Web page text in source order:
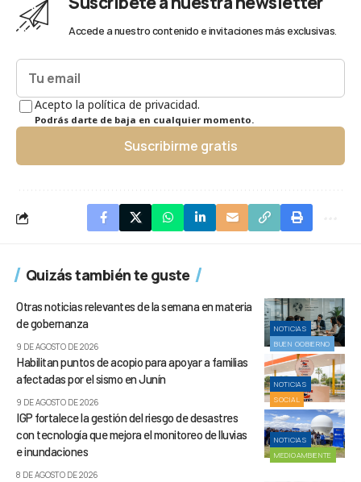
Accede a nuestro contenido e invitaciones más exclusivas.
Acepto la política de privacidad.
Podrás darte de baja en cualquier momento.
Suscribirme gratis
Quizás también te guste
NOTICIAS
BUEN GOBIERNO
Otras noticias relevantes de la semana en materia
de gobernanza
9 DE AGOSTO DE 2026
NOTICIAS
SOCIAL
Habilitan puntos de acopio para apoyar a familias
afectadas por el sismo en Junín
9 DE AGOSTO DE 2026
NOTICIAS
MEDIOAMBIENTE
IGP fortalece la gestión del riesgo de desastres
con tecnología que mejora el monitoreo de lluvias
e inundaciones
8 DE AGOSTO DE 2026